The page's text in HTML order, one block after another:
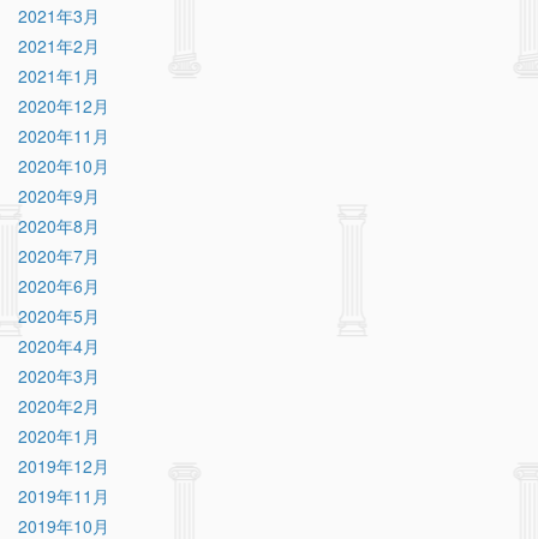
2021年3月
2021年2月
2021年1月
2020年12月
2020年11月
2020年10月
2020年9月
2020年8月
2020年7月
2020年6月
2020年5月
2020年4月
2020年3月
2020年2月
2020年1月
2019年12月
2019年11月
2019年10月